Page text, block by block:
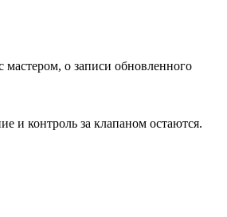
мастером, о записи обновленного
и контроль за клапаном остаются.